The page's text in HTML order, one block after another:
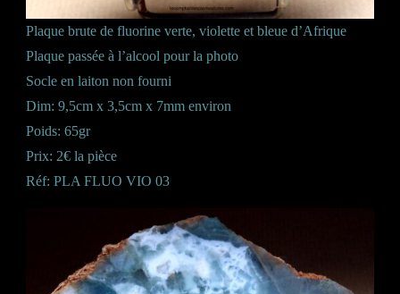
Plaque brute de fluorine verte, violette et bleue d’Afrique
Plaque passée à l’alcool pour la photo
Socle en laiton non fourni
Dim: 9,5cm x 3,5cm x 7mm environ
Poids: 65gr
Prix: 2€ la pièce
Réf: PLA FLUO VIO 03